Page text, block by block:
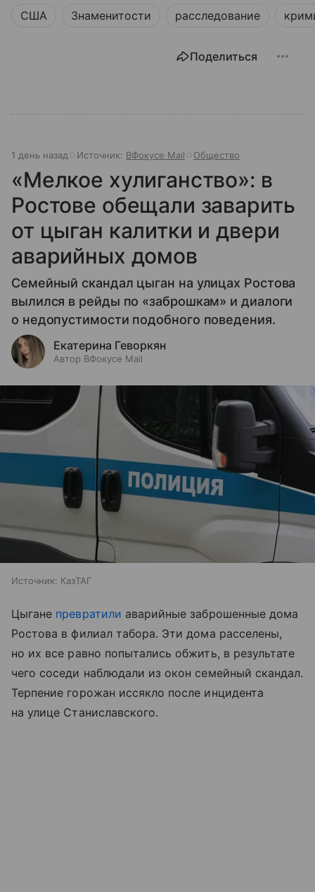
США Знаменитости расследование
Поделиться
1 день назад Источник: ВФокусе Mail Общество
«Мелкое хулиганство»: в
Ростове обещали заварить
от цыган калитки и двери
аварийных домов
Семейный скандал цыган на улицах Ростова
вылился в рейды по «заброшкам» и диалоги
о недопустимости подобного поведения.
Екатерина Геворкян
Автор ВФокусе Mail
Источник: КазТАГ
Цыгане превратили аварийные заброшенные дома
Ростова в филиал табора. Эти дома расселены,
но их все равно попытались обжить, в результате
чего соседи наблюдали из окон семейный скандал.
Терпение горожан иссякло после инцидента
на улице Станиславского.